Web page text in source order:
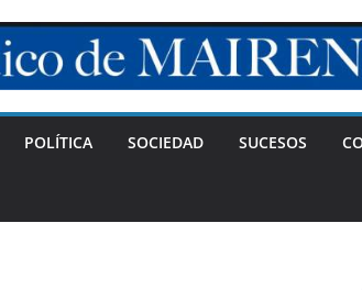
POLÍTICA SOCIEDAD SUCESOS